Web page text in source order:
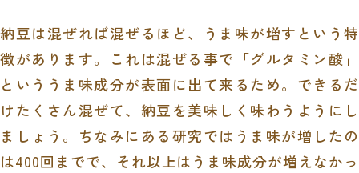
納豆は混ぜれば混ぜるほど、うま味が増すという特
徴があります。これは混ぜる事で「グルタミン酸」
といううま味成分が表面に出て来るため。できるだ
けたくさん混ぜて、納豆を美味しく味わうようにし
ましょう。ちなみにある研究ではうま味が増したの
は400回までで、それ以上はうま味成分が増えなかっ